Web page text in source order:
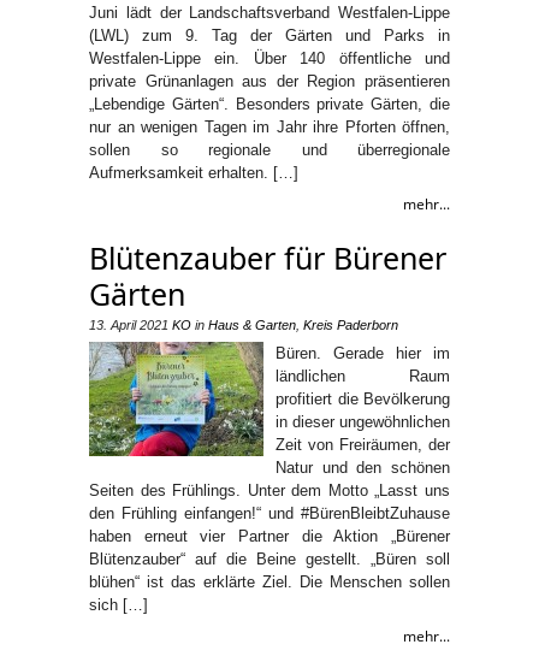
Juni lädt der Landschaftsverband Westfalen-Lippe
(LWL) zum 9. Tag der Gärten und Parks in
Westfalen-Lippe ein. Über 140 öffentliche und
private Grünanlagen aus der Region präsentieren
„Lebendige Gärten“. Besonders private Gärten, die
nur an wenigen Tagen im Jahr ihre Pforten öffnen,
sollen so regionale und überregionale
Aufmerksamkeit erhalten. […]
mehr...
Blütenzauber für Bürener
Gärten
13. April 2021 KO in Haus & Garten Kreis Paderborn
Büren. Gerade hier im
ländlichen Raum
profitiert die Bevölkerung
in dieser ungewöhnlichen
Zeit von Freiräumen, der
Natur und den schönen
Seiten des Frühlings. Unter dem Motto „Lasst uns
den Frühling einfangen!“ und #BürenBleibtZuhause
haben erneut vier Partner die Aktion „Bürener
Blütenzauber“ auf die Beine gestellt. „Büren soll
blühen“ ist das erklärte Ziel. Die Menschen sollen
sich […]
mehr...